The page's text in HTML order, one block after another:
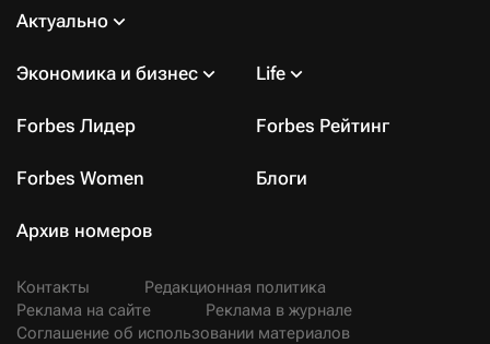
Актуально
Экономика и бизнес Life
Forbes Лидер Forbes Рейтинг
Forbes Women Блоги
Архив номеров
Контакты
Редакционная политика
Реклама на сайте
Реклама в журнале
Соглашение об использовании материалов